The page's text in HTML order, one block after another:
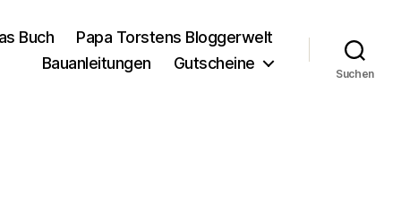
Buch
Papa Torstens Bloggerwelt
Bauanleitungen
Gutscheine
Suchen